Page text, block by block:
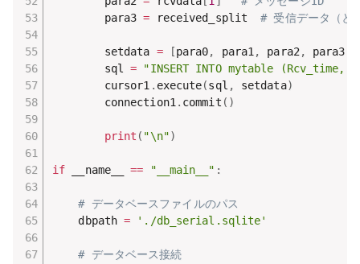
        para3
= received_split # 受信データ（と
        setdata
= [para0, para1 , para2, para3
        sql
=
"INSERT INTO mytable
        cursor1
. execute(sql , setdata)
        connection1
. commit ( )
print ( "\n")
if __name__ == "__main__" :
# データベースファイルのパス
    dbpath
= './db_serial.sqlite'
# データベース接続